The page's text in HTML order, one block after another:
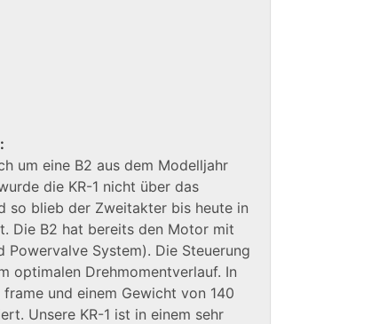
um eine B2 aus dem Modelljahr
die KR-1 nicht über das
so blieb der Zweitakter bis heute in
Die B2 hat bereits den Motor mit
Powervalve System). Die Steuerung
optimalen Drehmomentverlauf. In
und einem Gewicht von 140
Unsere KR-1 ist in einem sehr